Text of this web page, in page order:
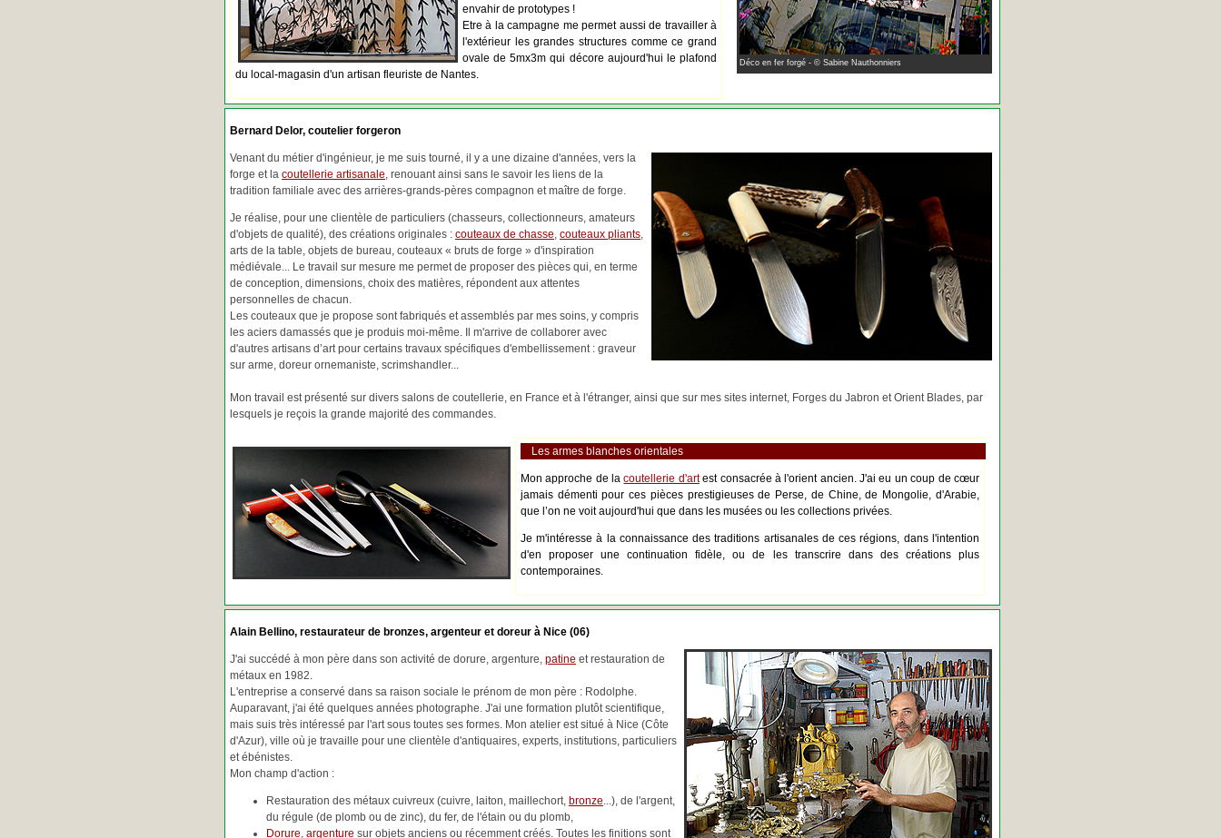
Déco en fer forgé - © Sabine Nauthonniers
envahir de prototypes !
Etre à la campagne me permet aussi de travailler à
l'extérieur les grandes structures comme ce grand
ovale de 5mx3m qui décore aujourd'hui le plafond
du local-magasin d'un artisan fleuriste de Nantes.
Bernard Delor, coutelier forgeron
Venant du métier d'ingénieur, je me suis tourné, il y a une dizaine d'années, vers la
forge et la coutellerie artisanale, renouant ainsi sans le savoir les liens de la
tradition familiale avec des arrières-grands-pères compagnon et maître de forge.
Je réalise, pour une clientèle de particuliers (chasseurs, collectionneurs, amateurs
d'objets de qualité), des créations originales : couteaux de chasse, couteaux pliants,
arts de la table, objets de bureau, couteaux « bruts de forge » d'inspiration
médiévale... Le travail sur mesure me permet de proposer des pièces qui, en terme
de conception, dimensions, choix des matières, répondent aux attentes
personnelles de chacun.
Les couteaux que je propose sont fabriqués et assemblés par mes soins, y compris
les aciers damassés que je produis moi-même. Il m'arrive de collaborer avec
d'autres artisans d’art pour certains travaux spécifiques d'embellissement : graveur
sur arme, doreur ornemaniste, scrimshandler...
Mon travail est présenté sur divers salons de coutellerie, en France et à l'étranger, ainsi que sur mes sites internet, Forges du Jabron et Orient Blades, par
lesquels je reçois la grande majorité des commandes.
Les armes blanches orientales
Mon approche de lacoutellerie d'artest consacrée à l'orient ancien. J'ai eu un coup de cœur
jamais démenti pour ces pièces prestigieuses de Perse, de Chine, de Mongolie, d'Arabie,
que l’on ne voit aujourd'hui que dans les musées ou les collections privées.
Je m'intéresse à la connaissance des traditions artisanales de ces régions, dans l'intention
d'en proposer une continuation fidèle, ou de les transcrire dans des créations plus
contemporaines.
Alain Bellino, restaurateur de bronzes, argenteur et doreur à Nice (06)
J'ai succédé à mon père dans son activité de dorure, argenture, patine et restauration de
métaux en 1982.
L'entreprise a conservé dans sa raison sociale le prénom de mon père : Rodolphe.
Auparavant, j'ai été quelques années photographe. J'ai une formation plutôt scientifique,
mais suis très intéressé par l'art sous toutes ses formes. Mon atelier est situé à Nice (Côte
d'Azur), ville où je travaille pour une clientèle d'antiquaires, experts, institutions, particuliers
et ébénistes.
Mon champ d'action :
Restauration des métaux cuivreux (cuivre, laiton, maillechort, bronze...), de l'argent,
du régule (de plomb ou de zinc), du fer, de l'étain ou du plomb,
Dorure, argenture sur objets anciens ou récemment créés. Toutes les finitions sont